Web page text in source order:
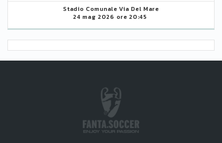
Stadio Comunale Via Del Mare
24 mag 2026 ore 20:45